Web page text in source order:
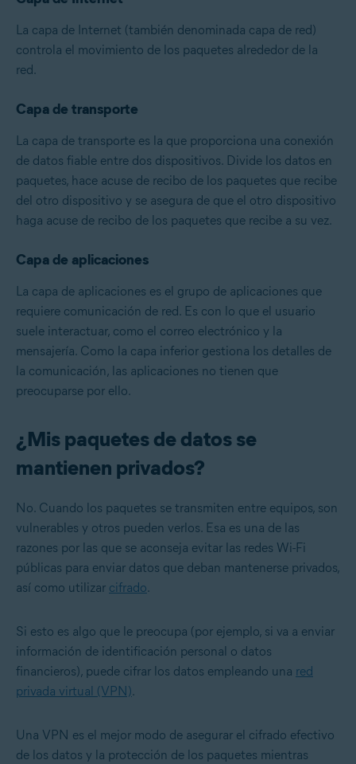
La capa de Internet (también denominada capa de red)
controla el movimiento de los paquetes alrededor de la
red.
Capa de transporte
La capa de transporte es la que proporciona una conexión
de datos fiable entre dos dispositivos. Divide los datos en
paquetes, hace acuse de recibo de los paquetes que recibe
del otro dispositivo y se asegura de que el otro dispositivo
haga acuse de recibo de los paquetes que recibe a su vez.
Capa de aplicaciones
La capa de aplicaciones es el grupo de aplicaciones que
requiere comunicación de red. Es con lo que el usuario
suele interactuar, como el correo electrónico y la
mensajería. Como la capa inferior gestiona los detalles de
la comunicación, las aplicaciones no tienen que
preocuparse por ello.
¿Mis paquetes de datos se
mantienen privados?
No. Cuando los paquetes se transmiten entre equipos, son
vulnerables y otros pueden verlos. Esa es una de las
razones por las que se aconseja evitar las redes Wi-Fi
públicas para enviar datos que deban mantenerse privados,
así como utilizar cifrado.
Si esto es algo que le preocupa (por ejemplo, si va a enviar
información de identificación personal o datos
financieros), puede cifrar los datos empleando una red
privada virtual (VPN).
Una VPN es el mejor modo de asegurar el cifrado efectivo
de los datos y la protección de los paquetes mientras